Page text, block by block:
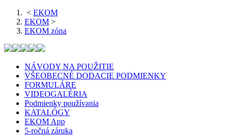
< EKOM
EKOM >
EKOM zóna
NÁVODY NA POUŽITIE
VŠEOBECNÉ DODACIE PODMIENKY
FORMULÁRE
VIDEOGALÉRIA
Podmienky používania
KATALÓGY
EKOM App
5-ročná záruka